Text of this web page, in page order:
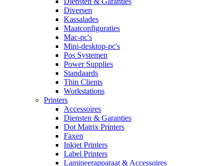
Diversen
Kassalades
Maatconfiguraties
Mac-pc's
Mini-desktop-pc's
Pos Systemen
Power Supplies
Standaards
Thin Clients
Workstations
Printers
Accessoires
Diensten & Garanties
Dot Matrix Printers
Faxen
Inkjet Printers
Label Printers
Lamineerapparaat & Accessoires